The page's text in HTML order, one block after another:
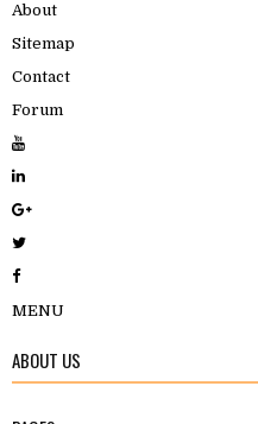
About
Sitemap
Contact
Forum
MENU
ABOUT US